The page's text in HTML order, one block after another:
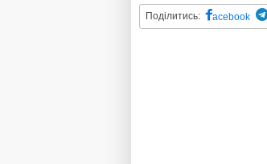
Поділитись: acebook